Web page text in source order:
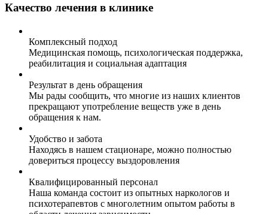
Качество лечения в клинике
Комплексный подход
Медицинская помощь, психологическая поддержка,
реабилитация и социальная адаптация
Результат в день обращения
Мы рады сообщить, что многие из наших клиентов
прекращают употребление веществ уже в день
обращения к нам.
Удобство и забота
Находясь в нашем стационаре, можно полностью
довериться процессу выздоровления
Квалифицированный персонал
Наша команда состоит из опытных наркологов и
психотерапевтов с многолетним опытом работы в